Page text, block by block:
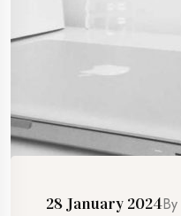
28 January 2024By